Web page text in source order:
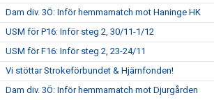
Dam div. 3Ö: Inför hemmamatch mot Haninge HK
USM för P16: Inför steg 2, 30/11-1/12
USM för F16: Inför steg 2, 23-24/11
Vi stöttar Strokeförbundet & Hjärnfonden!
Dam div. 3Ö: Inför hemmamatch mot Djurgården